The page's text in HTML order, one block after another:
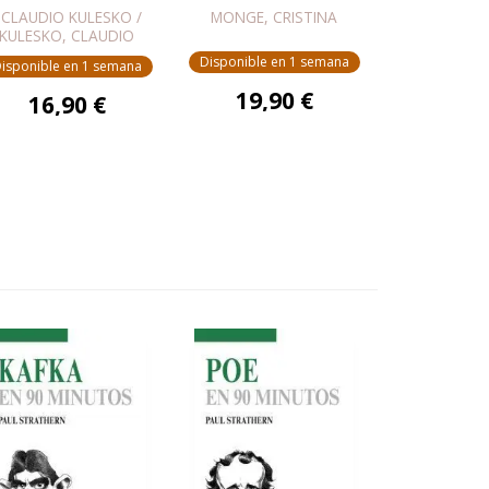
KULESKO /
KULESKO, CLAUDIO
en 1 semana
16,90 €
MONGE, CRISTINA
Disponible en 1 semana
19,90 €